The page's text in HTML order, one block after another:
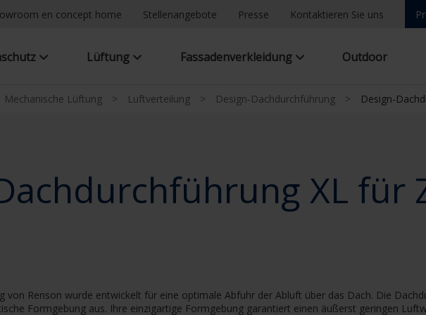
en concept home Stellenangebote Presse Kontaktieren Sie uns
Lüftung Fassadenverkleidung Outdoor
Mechanische Lüftung > Luftverteilung > Design-Dachdurchführung > Design-
XL für
von Renson wurde entwickelt für eine optimale Abfuhr der Abluft über das Dach. Die
Formgebung aus. Ihre einzigartige Formgebung garantiert einen äußerst geringen